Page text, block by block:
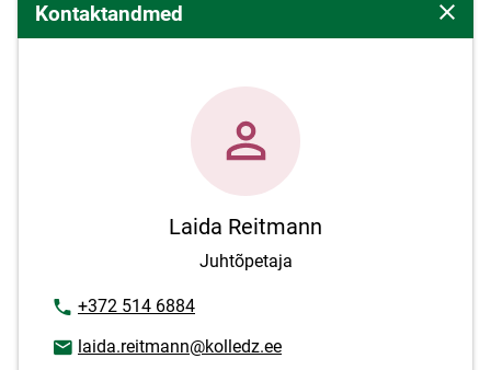
Kontaktandmed Sulge
Laida Reitmann
Juhtõpetaja
Telefoninumber
+372 514 6884
E-posti aadress
laida.reitmann@kolledz.ee